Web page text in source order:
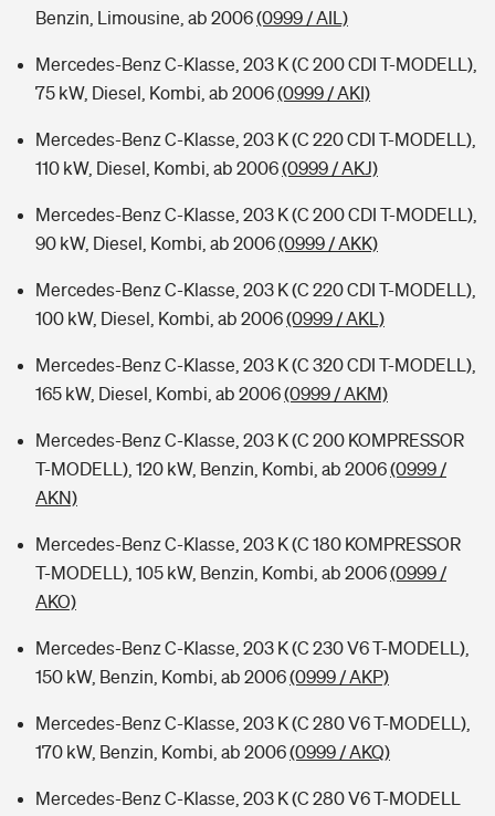
Benzin, Limousine, ab 2006(0999 / AIL)
Mercedes-Benz C-Klasse, 203 K (C 200 CDI T-MODELL),
75 kW, Diesel, Kombi, ab 2006(0999 / AKI)
Mercedes-Benz C-Klasse, 203 K (C 220 CDI T-MODELL),
110 kW, Diesel, Kombi, ab 2006(0999 / AKJ)
Mercedes-Benz C-Klasse, 203 K (C 200 CDI T-MODELL),
90 kW, Diesel, Kombi, ab 2006(0999 / AKK)
Mercedes-Benz C-Klasse, 203 K (C 220 CDI T-MODELL),
100 kW, Diesel, Kombi, ab 2006(0999 / AKL)
Mercedes-Benz C-Klasse, 203 K (C 320 CDI T-MODELL),
165 kW, Diesel, Kombi, ab 2006(0999 / AKM)
Mercedes-Benz C-Klasse, 203 K (C 200 KOMPRESSOR
T-MODELL), 120 kW, Benzin, Kombi, ab 2006(0999 /
AKN)
Mercedes-Benz C-Klasse, 203 K (C 180 KOMPRESSOR
T-MODELL), 105 kW, Benzin, Kombi, ab 2006(0999 /
AKO)
Mercedes-Benz C-Klasse, 203 K (C 230 V6 T-MODELL),
150 kW, Benzin, Kombi, ab 2006(0999 / AKP)
Mercedes-Benz C-Klasse, 203 K (C 280 V6 T-MODELL),
170 kW, Benzin, Kombi, ab 2006(0999 / AKQ)
Mercedes-Benz C-Klasse, 203 K (C 280 V6 T-MODELL